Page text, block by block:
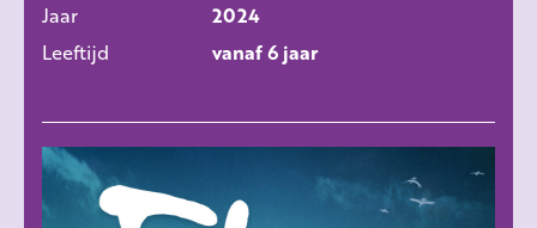
Jaar
2024
Leeftijd
vanaf 6 jaar